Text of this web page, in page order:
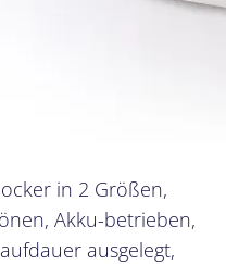
in 2 Größen,
Akku-betrieben,
ausgelegt,